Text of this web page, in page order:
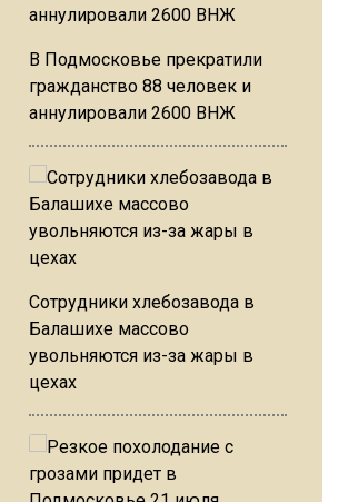
В Подмосковье прекратили
гражданство 88 человек и
аннулировали 2600 ВНЖ
Сотрудники хлебозавода в
Балашихе массово
увольняются из-за жары в
цехах